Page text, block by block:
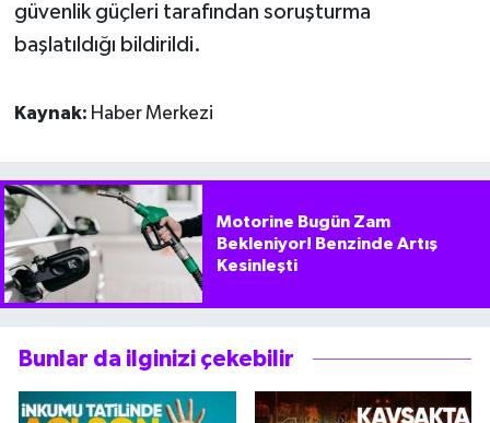
güvenlik güçleri tarafından soruşturma
başlatıldığı bildirildi.
Kaynak: Haber Merkezi
Motorine Bugün Zam
Bekleniyor! Benzinde Artış
Kesinleşti
Bunlar da ilginizi çekebilir